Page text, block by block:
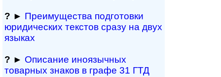
? ► Преимущества под­гото­вки
юри­ди­чес­ких тек­с­тов сразу на двух
языках
? ► Описание иноязычных
товарных знаков в графе 31 ГТД